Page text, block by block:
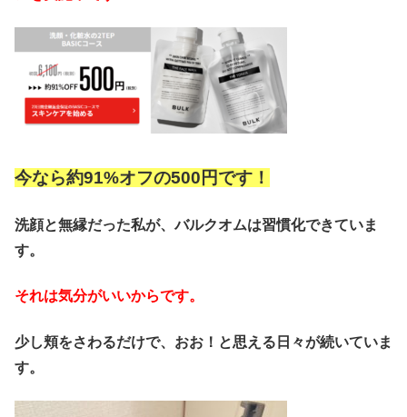
今なら約91%オフの500円です！
洗顔と無縁だった私が、バルクオムは習慣化できていま
す。
それは気分がいいからです。
少し頬をさわるだけで、おお！と思える日々が続いていま
す。